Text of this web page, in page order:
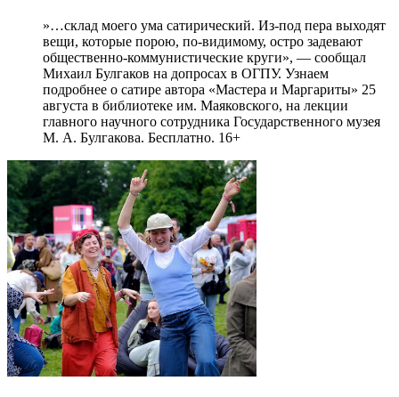
»…склад моего ума сатирический. Из-под пера выходят
вещи, которые порою, по-видимому, остро задевают
общественно-коммунистические круги», — сообщал
Михаил Булгаков на допросах в ОГПУ. Узнаем
подробнее о сатире автора «Мастера и Маргариты» 25
августа в библиотеке им. Маяковского, на лекции
главного научного сотрудника Государственного музея
М. А. Булгакова. Бесплатно. 16+